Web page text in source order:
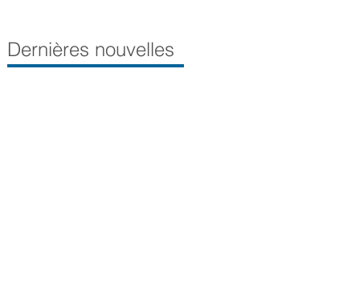
Dernières nouvelles